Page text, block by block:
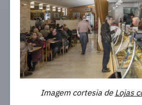
Imagem cortesia de Lojas